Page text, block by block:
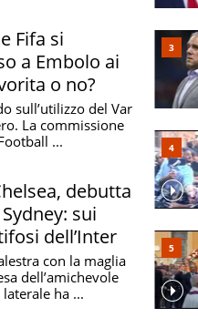
Fifa si
a Embolo ai
o no?
sull’utilizzo del Var
La commissione
...
debutta
sui
dell’Inter
con la maglia
dell’amichevole
ha ...